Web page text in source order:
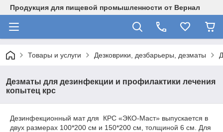
Продукция для пищевой промышленности от Вернал
Товары и услуги Дезковрики, дезбарьеры, дезматы
Дезматы для дезинфекции и профилактики лечения
копытец крс
Дезинфекционный мат для КРС «ЭКО-Маст» выпускается в
двух размерах 100*200 см и 150*200 см, толщиной 6 см. Для